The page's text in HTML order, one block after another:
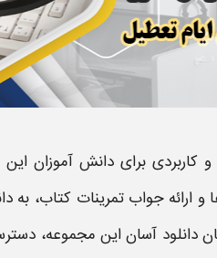
و کاربردی برای دانش آموزان
و ارائهجواب تمرینات کتاب، به
دانلود آسان این مجموعه،